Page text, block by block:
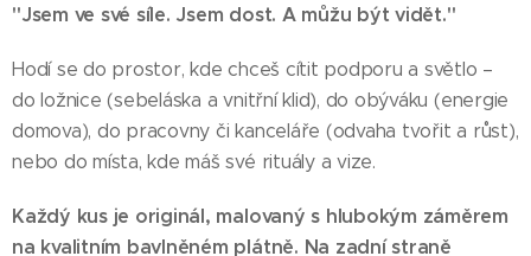
"Jsem ve své síle. Jsem dost. A můžu být vidět."
Hodí se do prostor, kde chceš cítit podporu a světlo –
do ložnice (sebeláska a vnitřní klid), do obýváku (energie
domova), do pracovny či kanceláře (odvaha tvořit a růst),
nebo do místa, kde máš své rituály a vize.
Každý kus je originál, malovaný s hlubokým záměrem
na kvalitním bavlněném plátně. Na zadní straně